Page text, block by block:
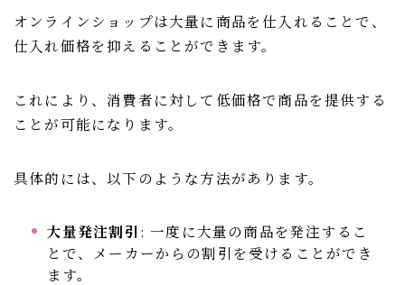
オンラインショップは大量に商品を仕入れることで、
仕入れ価格を抑えることができます。
これにより、消費者に対して低価格で商品を提供する
ことが可能になります。
具体的には、以下のような方法があります。
大量発注割引: 一度に大量の商品を発注するこ
とで、メーカーからの割引を受けることができ
ます。